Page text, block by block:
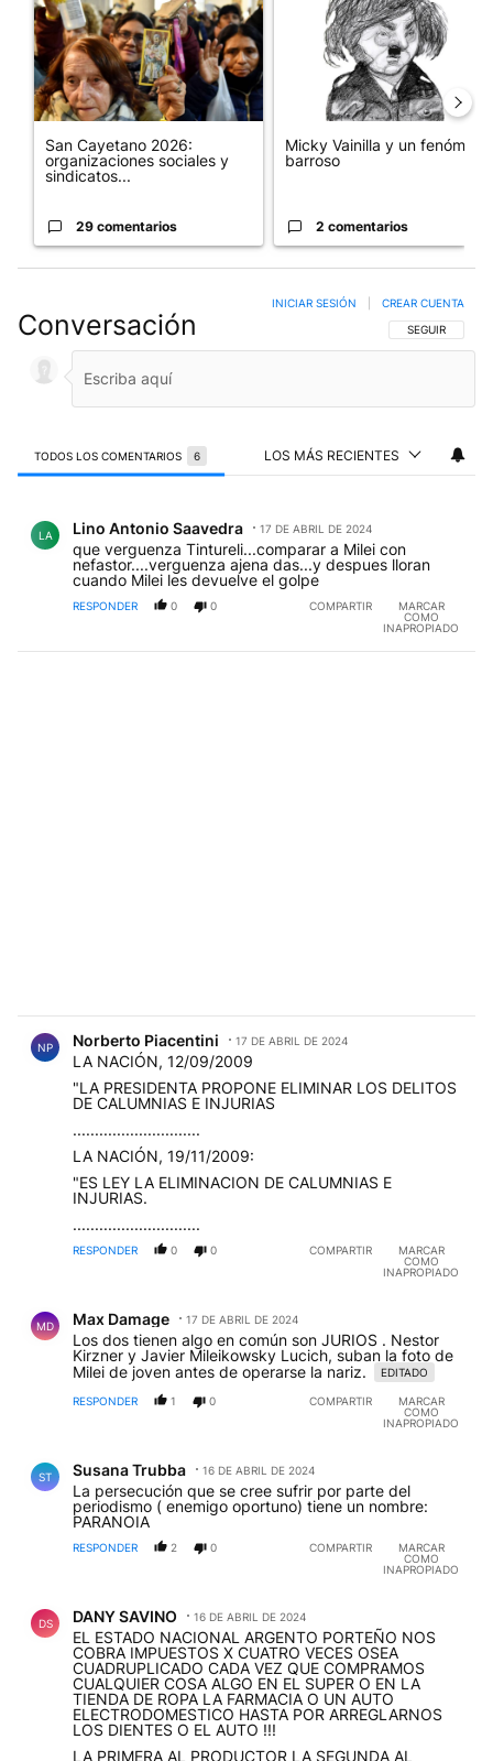
San Cayetano 2026:
organizaciones sociales y
sindicatos...
29 comentarios
Micky Vainilla y un fenómeno
barroso
2 comentarios
Conversación SIGA ESTA
SEGUIR
INICIAR SESIÓN CREAR CUENTA
TODOS LOS COMENTARIOS 6 LOS MÁS RECIENTES
LA Lino Antonio Saavedra 17 DE ABRIL DE 2024
que verguenza Tintureli...comparar a Milei con
nefastor....verguenza ajena das...y despues lloran
cuando Milei les devuelve el golpe
RESPONDER 0 0 COMPARTIR
MARCAR
COMO
INAPROPIADO
NP Norberto Piacentini 17 DE ABRIL DE 2024
LA NACIÓN, 12/09/2009
"LA PRESIDENTA PROPONE ELIMINAR LOS DELITOS
DE CALUMNIAS E INJURIAS
.............................
LA NACIÓN, 19/11/2009:
"ES LEY LA ELIMINACION DE CALUMNIAS E
INJURIAS.
.............................
RESPONDER 0 0 COMPARTIR
MARCAR
COMO
INAPROPIADO
MD Max Damage 17 DE ABRIL DE 2024
Los dos tienen algo en común son JURIOS . Nestor
Kirzner y Javier Mileikowsky Lucich, suban la foto de
Milei de joven antes de operarse la nariz.
EDITADO
RESPONDER 1 0 COMPARTIR
MARCAR
COMO
INAPROPIADO
ST Susana Trubba 16 DE ABRIL DE 2024
La persecución que se cree sufrir por parte del
periodismo ( enemigo oportuno) tiene un nombre:
PARANOIA
RESPONDER 2 0 COMPARTIR
MARCAR
COMO
INAPROPIADO
DS DANY SAVINO 16 DE ABRIL DE 2024
EL ESTADO NACIONAL ARGENTO PORTEÑO NOS
COBRA IMPUESTOS X CUATRO VECES OSEA
CUADRUPLICADO CADA VEZ QUE COMPRAMOS
CUALQUIER COSA ALGO EN EL SUPER O EN LA
TIENDA DE ROPA LA FARMACIA O UN AUTO
ELECTRODOMESTICO HASTA POR ARREGLARNOS
LOS DIENTES O EL AUTO !!!
LA PRIMERA AL PRODUCTOR LA SEGUNDA AL